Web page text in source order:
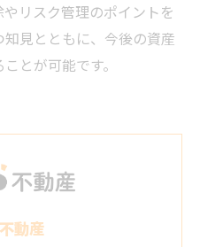
リスク管理のポイントを
見とともに、今後の資産
とが可能です。
動産